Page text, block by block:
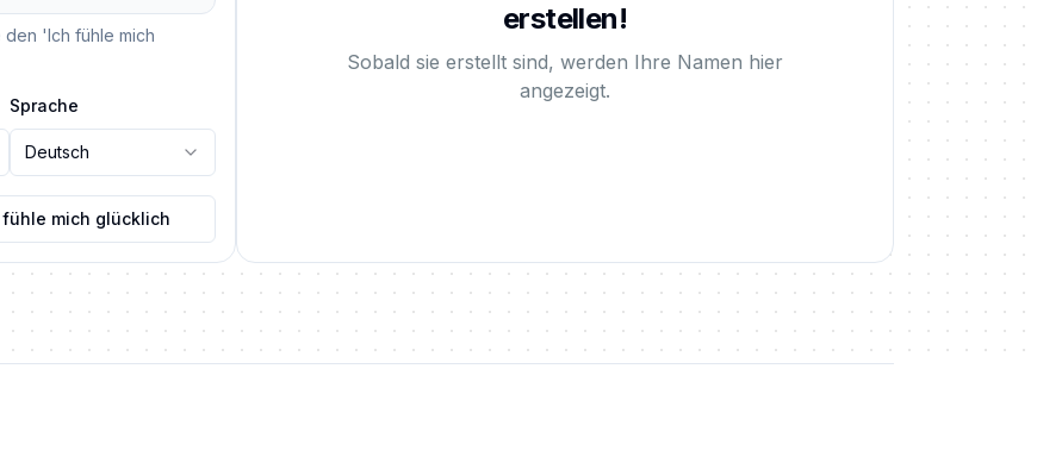
den 'Ich fühle mich
Sprache
Deutsch
mich glücklich
erstellen!
Sobald sie erstellt sind, werden Ihre Namen hier
angezeigt.